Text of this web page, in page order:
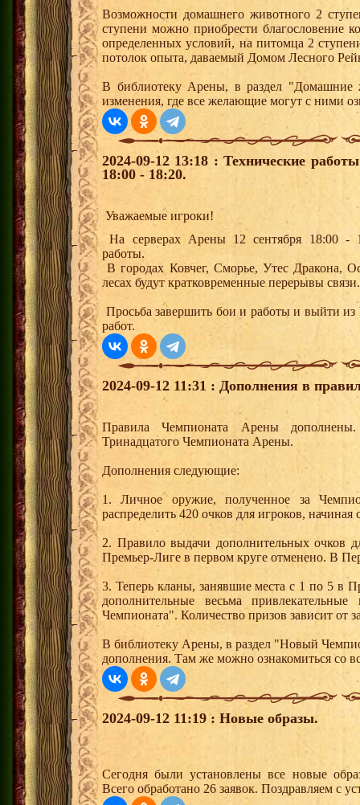
Возможности домашнего животного 2
ступени можно приобрести благословение
определенных условий, на питомца 2
потолок опыта, даваемый Домом Лесного
В библиотеку Арены, в раздел "Домашние
изменения, где все желающие могут с ними
2024-09-12 13:18 : Технические
18:00 - 18:20.
Уважаемые игроки!
На серверах Арены 12 сентября 18:00 -
работы.
В городах Ковчег, Сморье, Утес Дракона,
лесах будут кратковременные перерывы
Просьба завершить бои и работы и выйти
работ.
2024-09-12 11:31 : Дополнения в
Правила Чемпионата Арены
Тринадцатого Чемпионата Арены.
Дополнения следующие:
1. Личное оружие, полученное за
распределить 420 очков для игроков, начиная
2. Правило выдачи дополнительных очков
Премьер-Лиге в первом круге отменено. В
3. Теперь кланы, занявшие места с 1 по 5 в
дополнительные весьма
Чемпионата". Количество призов зависит от
В библиотеку Арены, в раздел "Новый
дополнения. Там же можно ознакомиться со
2024-09-12 11:19 : Новые образы.
Сегодня были установлены все новые
Всего обработано 26 заявок. Поздравляем с